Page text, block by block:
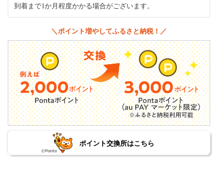
到着まで1か月程度かかる場合がございます。
＼ポイント増やしてふるさと納税！／
ポイント交換所はこちら